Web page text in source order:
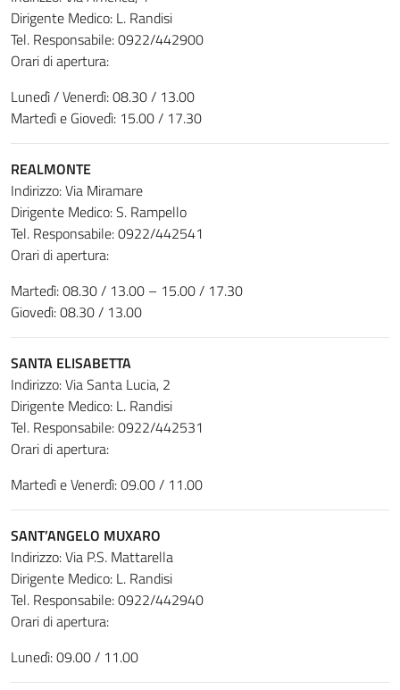
Dirigente Medico: L. Randisi
Tel. Responsabile: 0922/442900
Orari di apertura:
Lunedì / Venerdì: 08.30 / 13.00
Martedì e Giovedì: 15.00 / 17.30
REALMONTE
Indirizzo: Via Miramare
Dirigente Medico: S. Rampello
Tel. Responsabile: 0922/442541
Orari di apertura:
Martedì: 08.30 / 13.00 – 15.00 / 17.30
Giovedì: 08.30 / 13.00
SANTA ELISABETTA
Indirizzo: Via Santa Lucia, 2
Dirigente Medico: L. Randisi
Tel. Responsabile: 0922/442531
Orari di apertura:
Martedì e Venerdì: 09.00 / 11.00
SANT’ANGELO MUXARO
Indirizzo: Via P.S. Mattarella
Dirigente Medico: L. Randisi
Tel. Responsabile: 0922/442940
Orari di apertura:
Lunedì: 09.00 / 11.00